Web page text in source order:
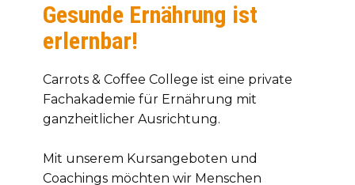
Gesunde Ernährung ist
erlernbar!
Carrots & Coffee College ist eine private
Fachakademie für Ernährung mit
ganzheitlicher Ausrichtung.
Mit unserem Kursangeboten und
Coachings möchten wir Menschen